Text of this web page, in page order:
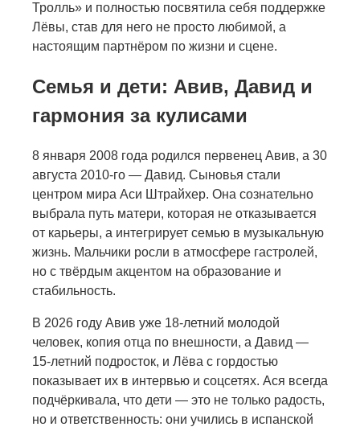
Тролль» и полностью посвятила себя поддержке
Лёвы, став для него не просто любимой, а
настоящим партнёром по жизни и сцене.
Семья и дети: Авив, Давид и
гармония за кулисами
8 января 2008 года родился первенец Авив, а 30
августа 2010-го — Давид. Сыновья стали
центром мира Аси Штрайхер. Она сознательно
выбрала путь матери, которая не отказывается
от карьеры, а интегрирует семью в музыкальную
жизнь. Мальчики росли в атмосфере гастролей,
но с твёрдым акцентом на образование и
стабильность.
В 2026 году Авив уже 18-летний молодой
человек, копия отца по внешности, а Давид —
15-летний подросток, и Лёва с гордостью
показывает их в интервью и соцсетях. Ася всегда
подчёркивала, что дети — это не только радость,
но и ответственность: они учились в испанской